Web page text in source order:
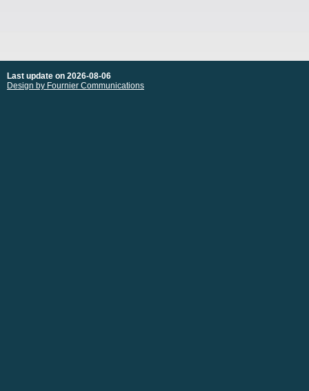
Last update on 2026-08-06
Design by Fournier Communications